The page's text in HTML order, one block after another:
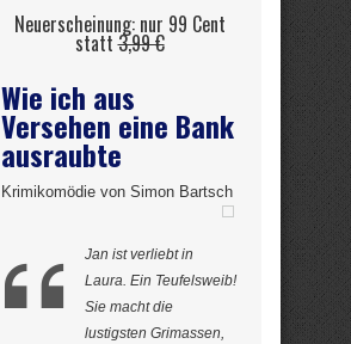
Neuerscheinung: nur 99 Cent
statt3,99 €
Wie ich aus
Versehen eine Bank
ausraubte
Krimikomödie von Simon Bartsch
Jan ist verliebt in
Laura. Ein Teufelsweib!
Sie macht die
lustigsten Grimassen,